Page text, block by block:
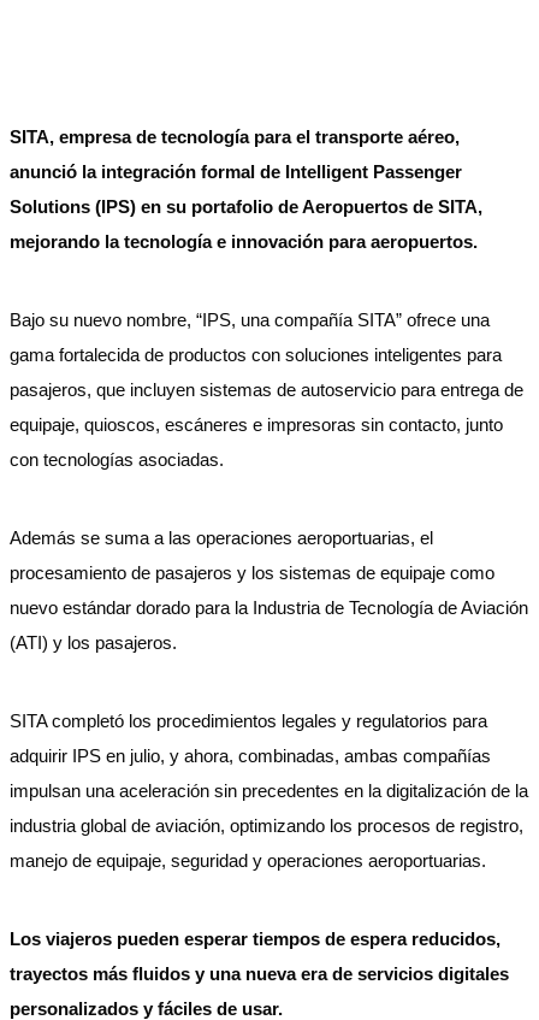
SITA, empresa de tecnología para el transporte aéreo,
anunció la integración formal de Intelligent Passenger
Solutions (IPS) en su portafolio de Aeropuertos de SITA,
mejorando la tecnología e innovación para aeropuertos.
Bajo su nuevo nombre, “IPS, una compañía SITA” ofrece una
gama fortalecida de productos con soluciones inteligentes para
pasajeros, que incluyen sistemas de autoservicio para entrega de
equipaje, quioscos, escáneres e impresoras sin contacto, junto
con tecnologías asociadas.
Además se suma a las operaciones aeroportuarias, el
procesamiento de pasajeros y los sistemas de equipaje como
nuevo estándar dorado para la Industria de Tecnología de Aviación
(ATI) y los pasajeros.
SITA completó los procedimientos legales y regulatorios para
adquirir IPS en julio, y ahora, combinadas, ambas compañías
impulsan una aceleración sin precedentes en la digitalización de la
industria global de aviación, optimizando los procesos de registro,
manejo de equipaje, seguridad y operaciones aeroportuarias.
Los viajeros pueden esperar tiempos de espera reducidos,
trayectos más fluidos y una nueva era de servicios digitales
personalizados y fáciles de usar.